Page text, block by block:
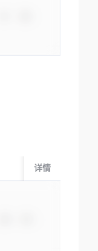
起运国/地区
详情